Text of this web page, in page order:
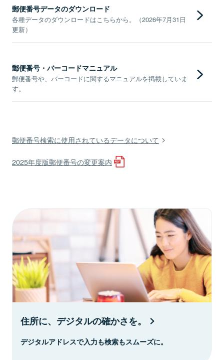
郵便番号データのダウンロード
各種データのダウンロードはこちらから。（2026年7月31日
更新）
郵便番号・バーコードマニュアル
郵便番号や、バーコードに関するマニュアルを掲載していま
す。
郵便番号検索に使用されているデータについて
2025年度版郵便番号の変更案内
住所に、デジタルの確かさを。
デジタルアドレスで入力も検索もスムーズに。